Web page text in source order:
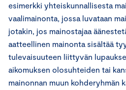
esimerkki yhteiskunnallisesta
vaalimainonta, jossa luvataan
jotakin, jos mainostajaa
aatteellinen mainonta sisältää
tulevaisuuteen liittyvän
aikomuksen olosuhteiden tai
mainonnan muun kohderyhmän